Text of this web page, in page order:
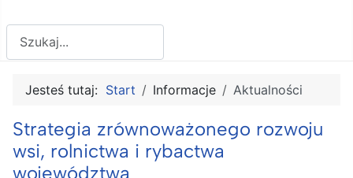
Jesteś tutaj: Start Informacje Aktualności
Strategia zrównoważonego rozwoju
wsi, rolnictwa i rybactwa
województwa